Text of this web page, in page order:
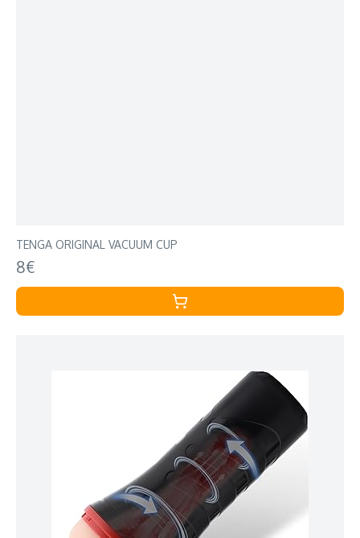
TENGA ORIGINAL VACUUM CUP
8€